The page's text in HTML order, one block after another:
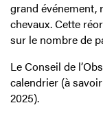
grand événement,
chevaux. Cette
sur le nombre de
Le Conseil de
calendrier (à
2025).